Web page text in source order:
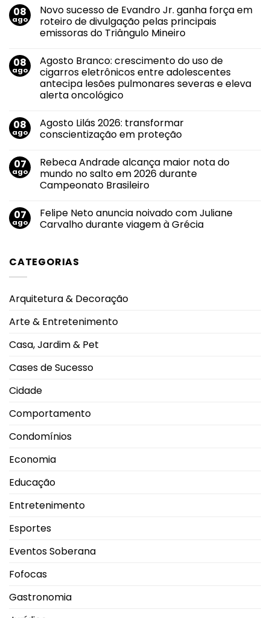
08
ago
Novo sucesso de Evandro Jr. ganha força em
roteiro de divulgação pelas principais
emissoras do Triângulo Mineiro
em
Novo
sucesso
de
Evandro
Jr.
em
roteiro
de
principais
emissoras
do
Triângulo
08
ago
Agosto Branco: crescimento do uso de
cigarros eletrônicos entre adolescentes
antecipa lesões pulmonares severas e eleva
alerta oncológico
em
Agosto
Branco:
uso
de
cigarros
eletrônicos
antecipa
lesões
pulmonares
alerta
oncológico
08
ago
Agosto Lilás 2026: transformar
conscientização em proteção
em
Agosto
Lilás
2026:
transformar
em
proteção
07
ago
Rebeca Andrade alcança maior nota do
mundo no salto em 2026 durante
Campeonato Brasileiro
em
Rebeca
Andrade
do
mundo
2026
Brasileiro
07
ago
Felipe Neto anuncia noivado com Juliane
Carvalho durante viagem à Grécia
Felipe
Neto
Juliane
viagem
Grécia
CATEGORIAS
Arquitetura & Decoração
Arte & Entretenimento
Casa, Jardim & Pet
Cases de Sucesso
Cidade
Comportamento
Condomínios
Economia
Educação
Entretenimento
Esportes
Eventos Soberana
Fofocas
Gastronomia